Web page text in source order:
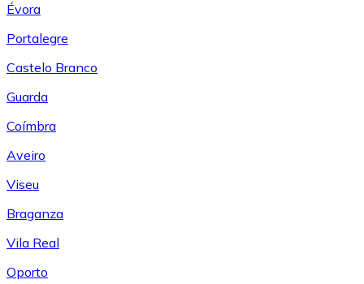
Évora
Portalegre
Castelo Branco
Guarda
Coímbra
Aveiro
Viseu
Braganza
Vila Real
Oporto